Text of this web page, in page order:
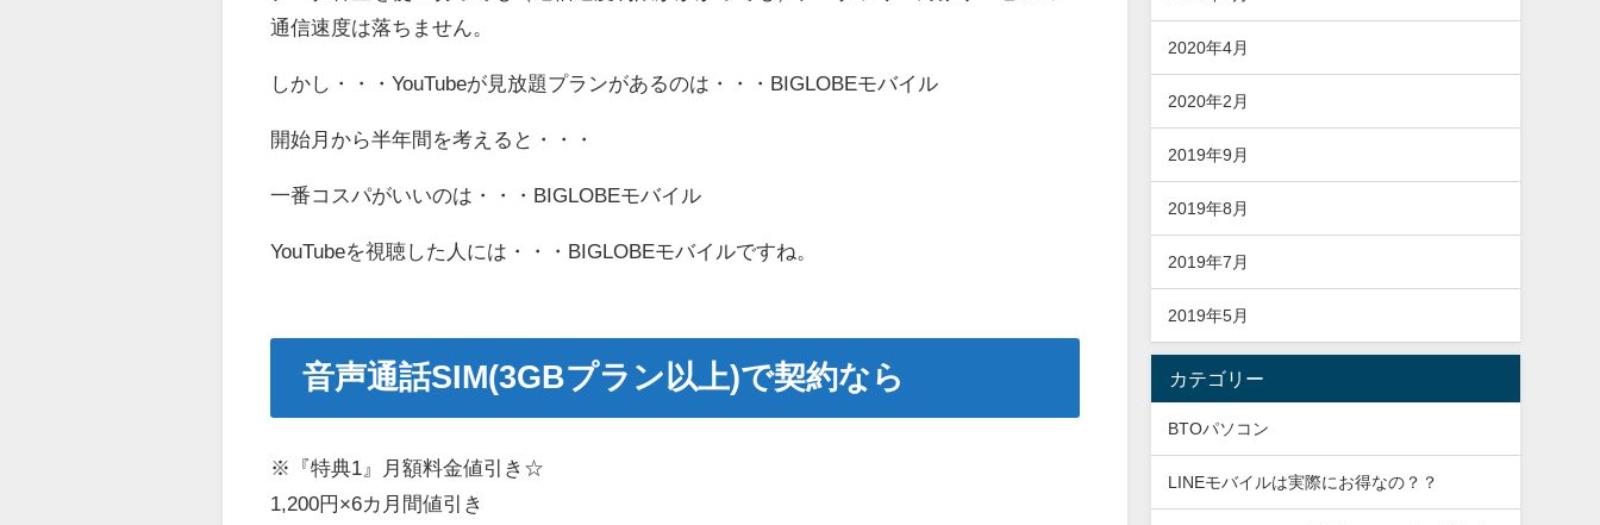
通信速度は落ちません。
しかし・・・YouTubeが見放題プランがあるのは・・・BIGLOBEモバイル
開始月から半年間を考えると・・・
一番コスパがいいのは・・・BIGLOBEモバイル
YouTubeを視聴した人には・・・BIGLOBEモバイルですね。
音声通話SIM(3GBプラン以上)で契約なら
※『特典1』月額料金値引き☆
1,200円×6カ月間値引き
2020年4月
2020年2月
2019年9月
2019年8月
2019年7月
2019年5月
カテゴリー
BTOパソコン
LINEモバイルは実際にお得なの？？